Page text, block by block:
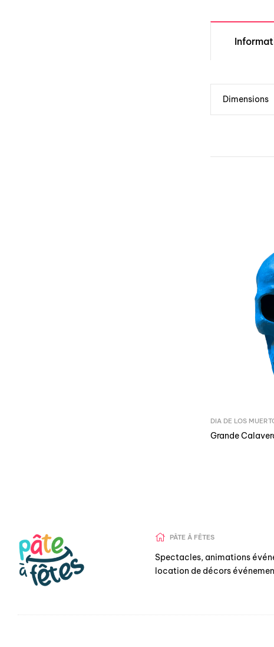
Dimensions
DIA DE LOS
Grande
PÂTE Â FÊTES
Spectacles, animations
location de décors